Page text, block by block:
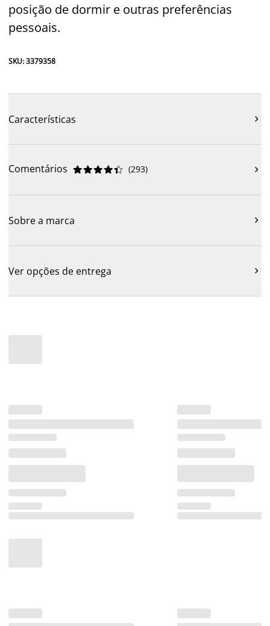
posição de dormir e outras preferências
pessoais.
SKU: 3379358
Características 
Comentários 




 (293) 
Sobre a marca 
Ver opções de entrega 